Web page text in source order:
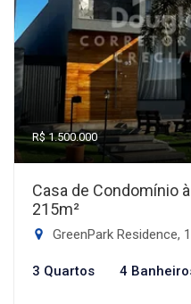
R$ 1.500.000
Casa de Condomínio
215m²
GreenPark Residence,
3 Quartos 4